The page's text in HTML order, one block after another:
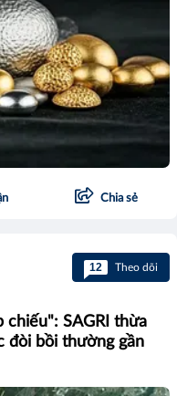
Chia sẻ
12 Theo dõi
chiếu": SAGRI thừa
đòi bồi thường gần